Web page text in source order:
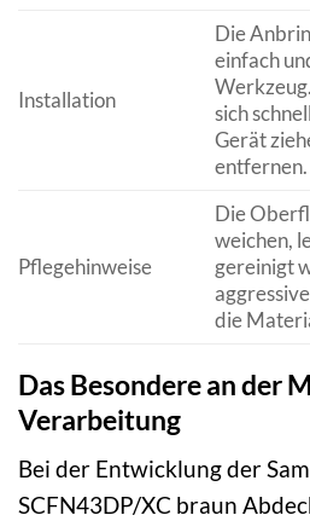
Installation
Die
einfach
sich
Gerät
entfernen.
Pflegehinweise
Die
weichen,
gereinigt
die
Das Besondere an der
Verarbeitung
Bei der Entwicklung der
SCFN43DP/XC braun